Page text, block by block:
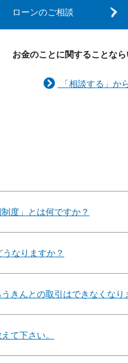
ローンのご相談
お金のことに関することなら
「相談する」か
度」とは何ですか？
なりますか？
きんとの取引はできなくなり
て下さい。